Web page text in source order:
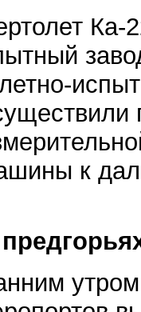
Ка-
к